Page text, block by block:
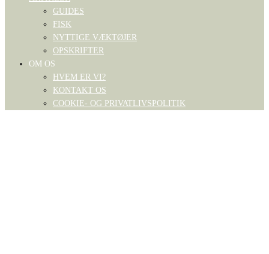
GUIDES
FISK
NYTTIGE VÆKTØJER
OPSKRIFTER
OM OS
HVEM ER VI?
KONTAKT OS
COOKIE- OG PRIVATLIVSPOLITIK